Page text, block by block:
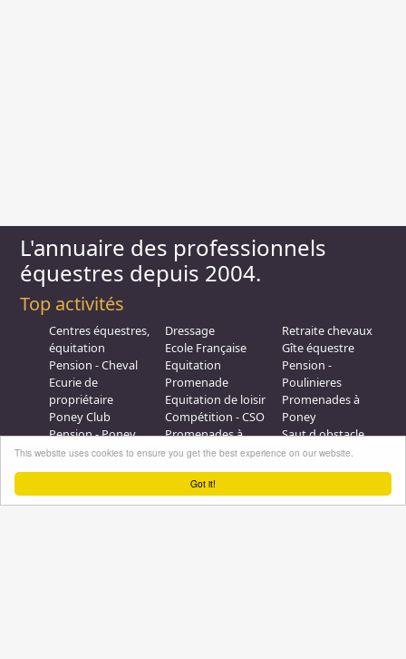
Got it!
This website uses cookies to ensure you get the best experience on our website.
L'annuaire des professionnels
équestres depuis 2004.
Top activités
Centres équestres,
équitation
Pension - Cheval
Ecurie de
propriétaire
Poney Club
Pension - Poney
Débourrage
Elevage
Dressage
Ecole Française
Equitation
Promenade
Equitation de loisir
Compétition - CSO
Promenades à
Cheval
Galops - Equitation
Retraite chevaux
Gîte équestre
Pension -
Poulinieres
Promenades à
Poney
Saut d obstacle
Relais étape